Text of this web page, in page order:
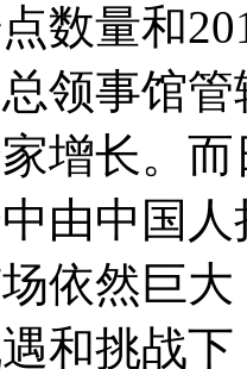
数量和
领事馆
增长。
由中国
依然巨
和挑战